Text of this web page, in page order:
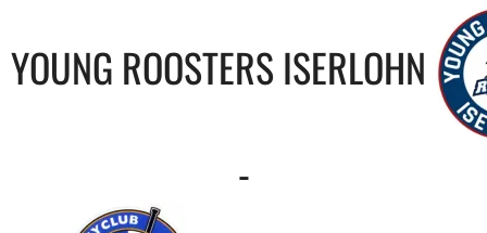
YOUNG ROOSTERS ISERLOHN
-